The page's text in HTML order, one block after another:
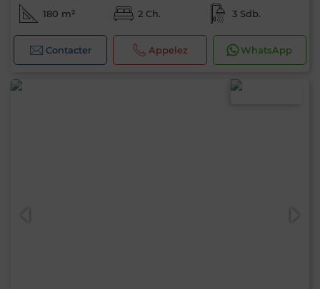
180 m² 2 Ch. 3 Sdb.
Contacter Appelez WhatsApp